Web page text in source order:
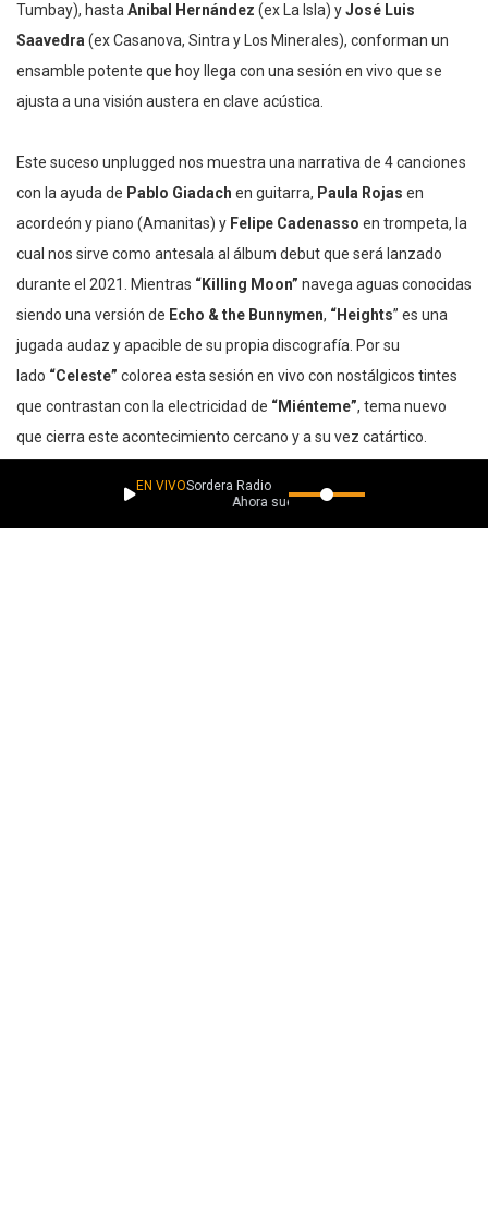
Tumbay), hasta Anibal Hernández (ex La Isla) yJosé Luis
Saavedra (ex Casanova, Sintra y Los Minerales), conforman un
ensamble potente que hoy llega con una sesión en vivo que se
ajusta a una visión austera en clave acústica.
Este suceso unplugged nos muestra una narrativa de 4 canciones
con la ayuda de Pablo Giadach en guitarra, Paula Rojas en
acordeón y piano (Amanitas) y Felipe Cadenasso en trompeta, la
cual nos sirve como antesala al álbum debut que será lanzado
durante el 2021. Mientras “Killing Moon” navega aguas conocidas
siendo una versión de Echo & the Bunnymen, “Heights” es una
jugada audaz y apacible de su propia discografía. Por su
lado “Celeste” colorea esta sesión en vivo con nostálgicos tintes
que contrastan con la electricidad de “Miénteme”, tema nuevo
que cierra este acontecimiento cercano y a su vez catártico.
Una reunión de amigos de un sábado primaveral, un disfrute de día
sábado que se plasma de manera muy austera y simple en este
EN VIVOSordera Radio
Ahora suena